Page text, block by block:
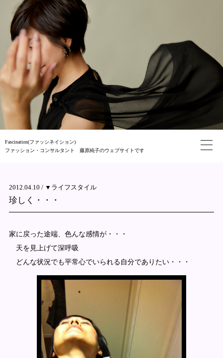
Fascination(ファッシネイション)
ファッション・コンサルタント 藤原純子のウェブサイトです
2012.04.10 / ▼ライフスタイル
珍しく・・・
家に戻った途端、色んな感情が・・・
天を見上げて深呼吸
どんな状況でも平常心でいられる自分でありたい・・・